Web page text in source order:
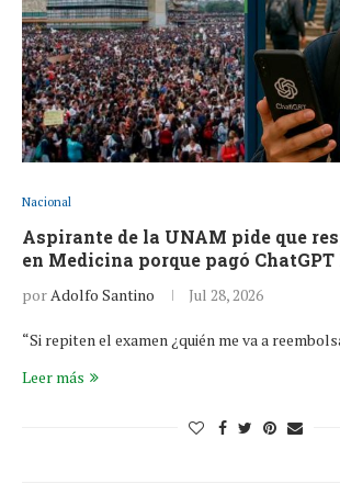
Nacional
Aspirante de la UNAM pide que
en Medicina porque pagó
porAdolfo Santino Jul 28, 2026
“Si repiten el examen ¿quién me va a
Leer más